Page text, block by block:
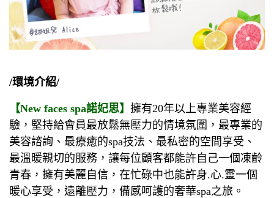
/環境介紹/
【New faces spa諾妃思】 擁有20年以上專業美容經
驗，堅持給會員最放鬆無壓力的情境氛圍，最專業的
美容諮詢、最療癒的spa技法、最私密的空間享受、
最溫暖親切的服務，讓每位顧客都能許自己一個凍齡
青春，擁有美麗自信，在忙碌中也能許身.心.靈一個
暖心享受，遠離壓力，備感呵護的奢華spa之旅。